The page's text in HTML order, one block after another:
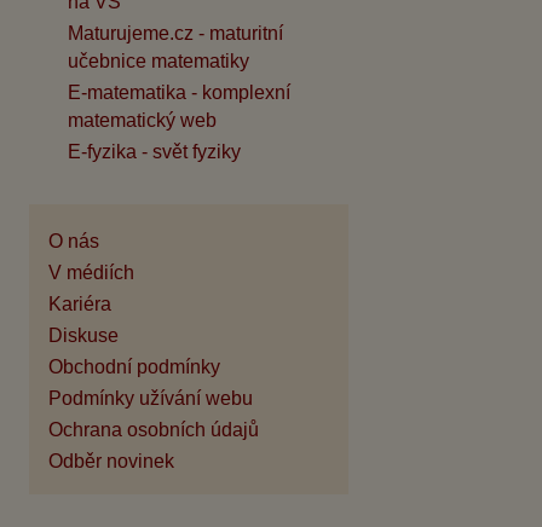
Maturujeme.cz - maturitní
učebnice matematiky
E-matematika - komplexní
matematický web
E-fyzika - svět fyziky
O nás
V médiích
Kariéra
Diskuse
Obchodní podmínky
Podmínky užívání webu
Ochrana osobních údajů
Odběr novinek